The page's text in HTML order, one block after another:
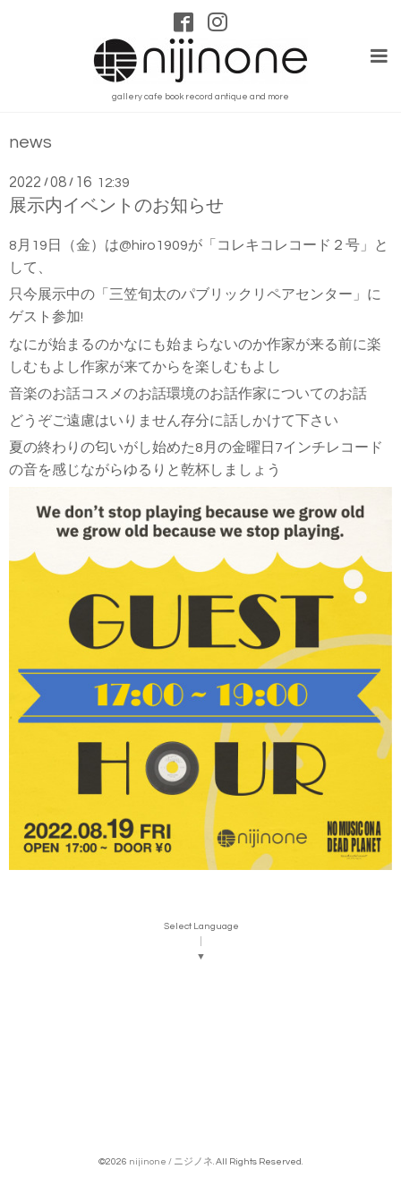
gallery cafe book record antique and more
news
2022 /08 / 16 12:39
展示内イベントのお知らせ
8月19日（金）は@hiro1909が「コレキコレコード２号」と
して、
只今展示中の「三笠旬太のパブリックリペアセンター」に
ゲスト参加!
なにが始まるのかなにも始まらないのか作家が来る前に楽
しむもよし作家が来てからを楽しむもよし
音楽のお話コスメのお話環境のお話作家についてのお話
どうぞご遠慮はいりません存分に話しかけて下さい
夏の終わりの匂いがし始めた8月の金曜日7インチレコード
の音を感じながらゆるりと乾杯しましょう
Select Language
▼
©2026 nijinone / ニジノネ . All Rights Reserved.